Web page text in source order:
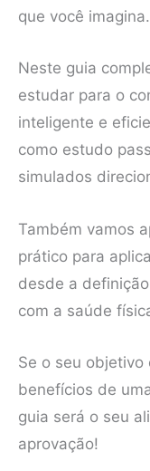
que você imagina.
Neste guia
estudar para o
inteligente e
como estudo
simulados
Também vamos
prático para
desde a
com a saúde
Se o seu
benefícios de
guia será o seu
aprovação!